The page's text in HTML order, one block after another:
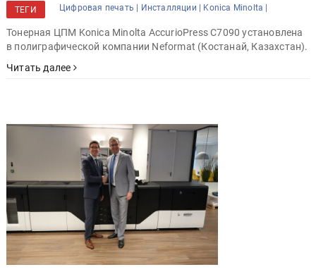
ТЕГИ Цифровая печать | Инсталляции | Konica Minolta |
Тонерная ЦПМ Konica Minolta AccurioPress C7090 установлена
в полиграфической компании Neformat (Костанай, Казахстан).
Читать далее